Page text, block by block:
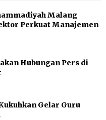
Malang
Perkuat Manajemen
Hubungan Pers di
Gelar Guru